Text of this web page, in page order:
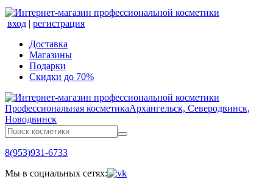
вход | регистрация
Доставка
Магазины
Подарки
Скидки до 70%
Профессиональная косметикаАрхангельск, Северодвинск,
Новодвинск
8(953)931-6733
Мы в социальных сетях: